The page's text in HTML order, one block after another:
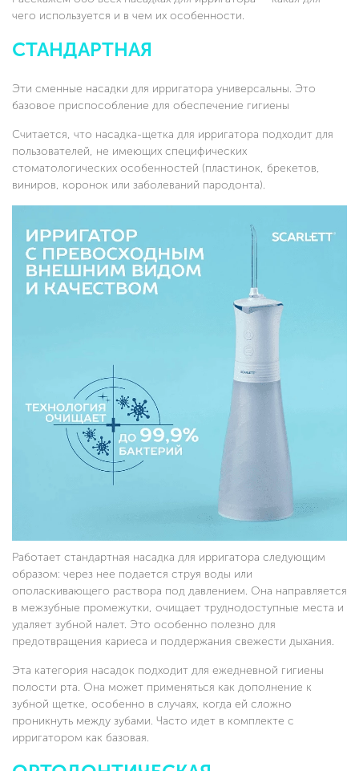
чего используется и в чем их особенности.
СТАНДАРТНАЯ
Эти сменные насадки для ирригатора универсальны. Это
базовое приспособление для обеспечение гигиены
Считается, что насадка-щетка для ирригатора подходит для
пользователей, не имеющих специфических
стоматологических особенностей (пластинок, брекетов,
виниров, коронок или заболеваний пародонта).
Работает стандартная насадка для ирригатора следующим
образом: через нее подается струя воды или
ополаскивающего раствора под давлением. Она направляется
в межзубные промежутки, очищает труднодоступные места и
удаляет зубной налет. Это особенно полезно для
предотвращения кариеса и поддержания свежести дыхания.
Эта категория насадок подходит для ежедневной гигиены
полости рта. Она может применяться как дополнение к
зубной щетке, особенно в случаях, когда ей сложно
проникнуть между зубами. Часто идет в комплекте с
ирригатором как базовая.